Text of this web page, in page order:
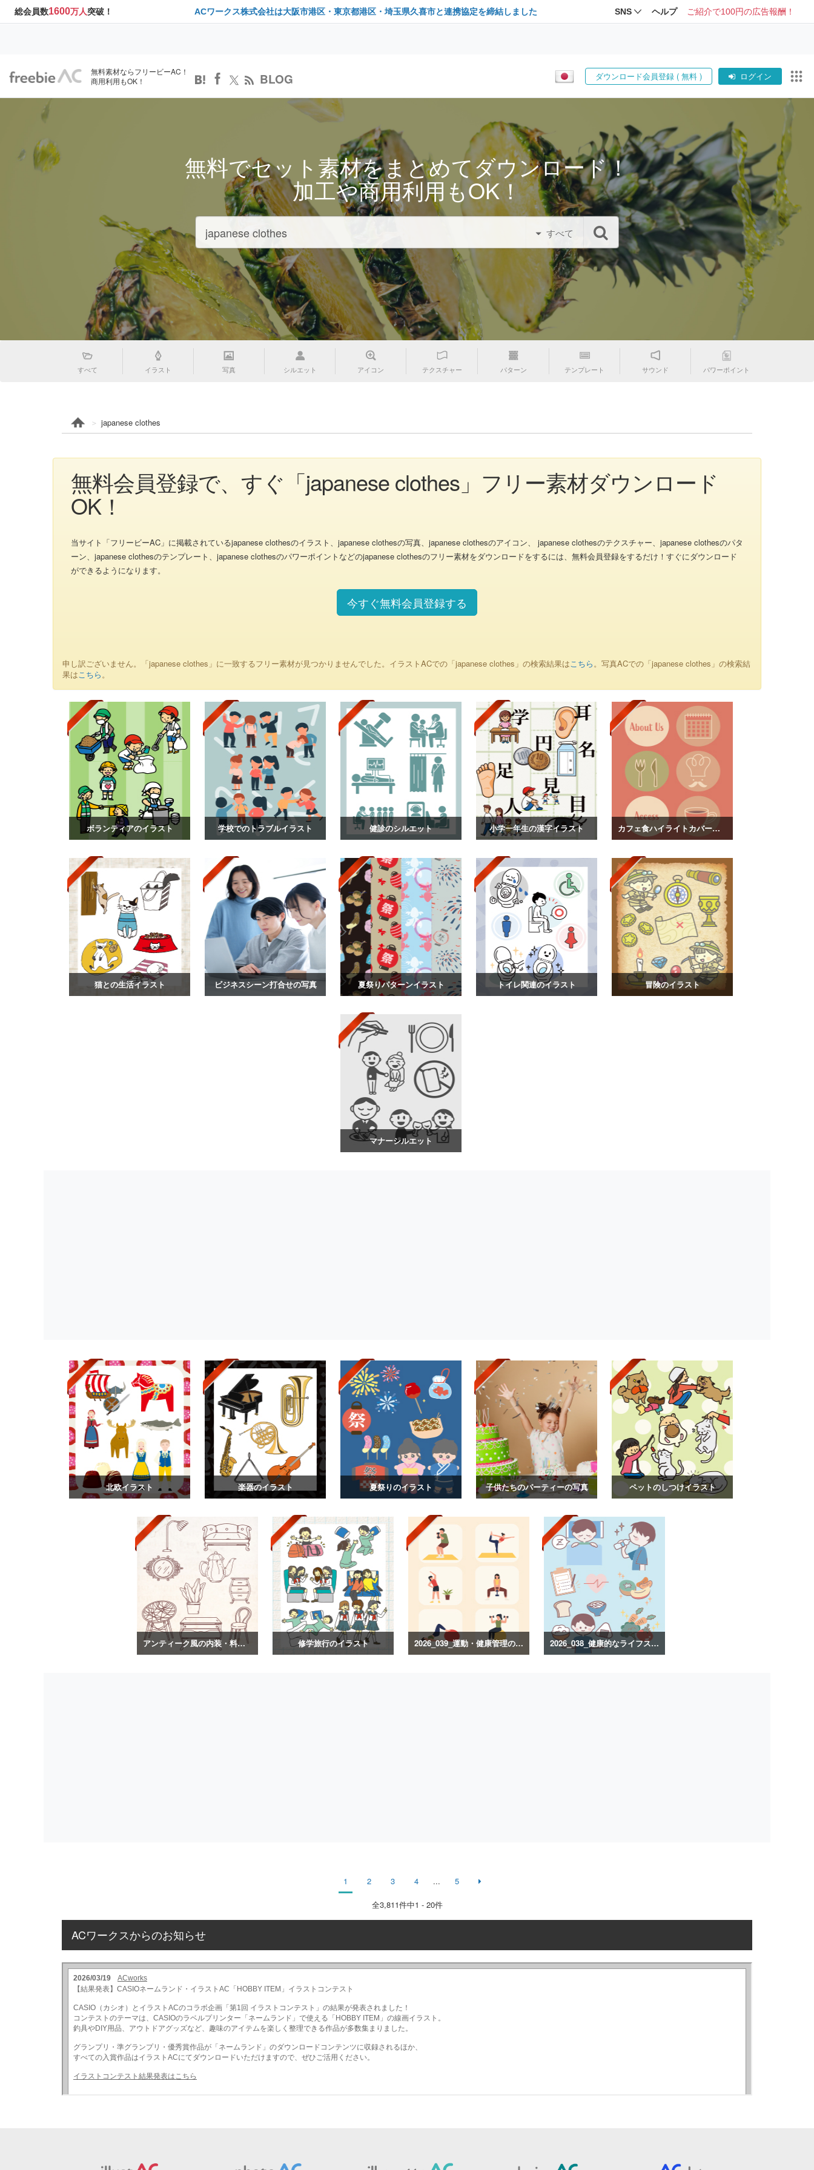
総会員数1600万人突破！ ACワークス株式会社は大阪市港区・東京都港区・埼玉県久喜市と連携協定を締結しました SNS ヘルプ ご紹介で100円の広告報酬！
無料素材ならフリービーAC！
商用利用もOK！
BLOG ダウンロード会員登録 ( 無料 ) ログイン
無料でセット素材をまとめてダウンロード！
加工や商用利用もOK！
すべて
すべて イラスト 写真 シルエット アイコン テクスチャー パターン テンプレート サウンド パワーポイント
japanese clothes
無料会員登録で、すぐ「japanese clothes」フリー素材ダウンロード
OK！
当サイト「フリービーAC」に掲載されているjapanese clothesのイラスト、japanese clothesの写真、japanese clothesのアイコン、 japanese clothesのテクスチャー、japanese clothesのパタ
ーン、japanese clothesのテンプレート、japanese clothesのパワーポイントなどのjapanese clothesのフリー素材をダウンロードをするには、無料会員登録をするだけ！すぐにダウンロード
ができるようになります。
今すぐ無料会員登録する
申し訳ございません。「japanese clothes」に一致するフリー素材が見つかりませんでした。イラストACでの「japanese clothes」の検索結果はこちら。写真ACでの「japanese clothes」の検索結
果はこちら。
ボランティアのイラスト 学校でのトラブルイラスト 健診のシルエット 小学一年生の漢字イラスト カフェ食ハイライトカバーイラスト
猫との生活イラスト ビジネスシーン打合せの写真 夏祭りパターンイラスト トイレ関連のイラスト 冒険のイラスト
マナーシルエット
北欧イラスト 楽器のイラスト 夏祭りのイラスト 子供たちのパーティーの写真 ペットのしつけイラスト
アンティーク風の内装・料理のイラスト 修学旅行のイラスト 2026_039_運動・健康管理のイラスト 2026_038_健康的なライフスタイルのイラスト
1 2 3 4 ... 5
全3,811件中1 - 20件
ACワークスからのお知らせ